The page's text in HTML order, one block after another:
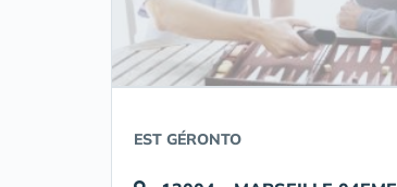
EST GÉRONTO